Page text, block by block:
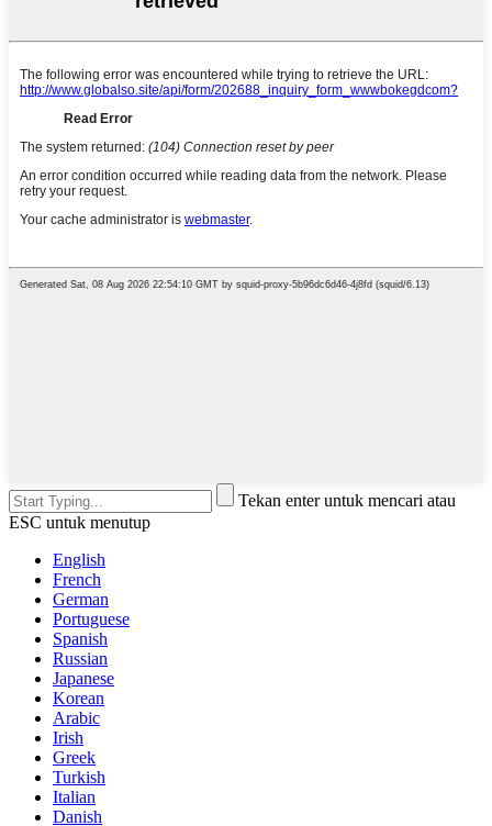
Tekan enter untuk mencari atau
ESC untuk menutup
English
French
German
Portuguese
Spanish
Russian
Japanese
Korean
Arabic
Irish
Greek
Turkish
Italian
Danish